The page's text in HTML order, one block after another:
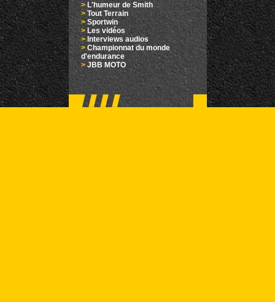
>L'humeur de Smith
> Tout Terrain
> Sportwin
> Les vidéos
> Interviews audios
>Championnat du monde
d'endurance
> JBB MOTO